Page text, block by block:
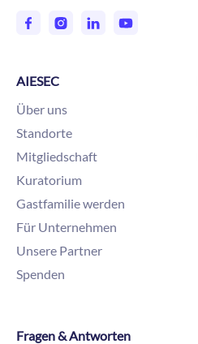
AIESEC
Über uns
Standorte
Mitgliedschaft
Kuratorium
Gastfamilie werden
Für Unternehmen
Unsere Partner
Spenden
Fragen & Antworten